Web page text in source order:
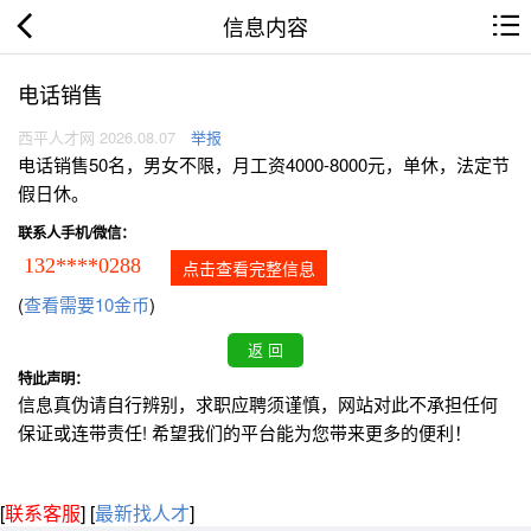
信息内容
电话销售
西平人才网 2026.08.07 举报
电话销售50名，男女不限，月工资4000-8000元，单休，法定节
假日休。
联系人手机/微信：
132****0288 点击查看完整信息
(查看需要10金币)
特此声明：
信息真伪请自行辨别，求职应聘须谨慎，网站对此不承担任何
保证或连带责任! 希望我们的平台能为您带来更多的便利！
[联系客服] [最新找人才]